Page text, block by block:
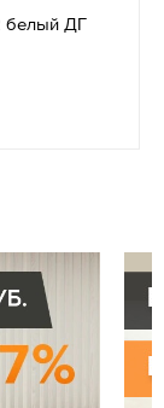
белый ДГ